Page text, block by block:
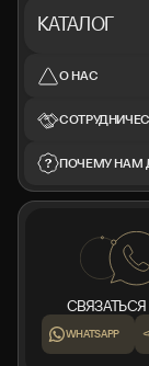
КАТАЛОГ
О НАС
ПОЧЕМУ НАМ
WHATSAPP